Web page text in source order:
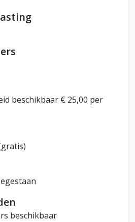
beschikbaar € 25,00 per
beschikbaar